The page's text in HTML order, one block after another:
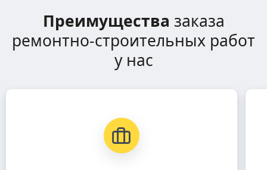
Преимущества заказа
ремонтно-строительных работ
у нас